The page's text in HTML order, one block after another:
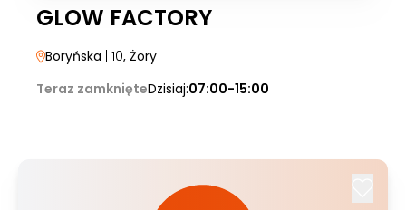
GLOW FACTORY
Boryńska | 10, Żory
Teraz zamknięteDzisiaj:07:00-15:00